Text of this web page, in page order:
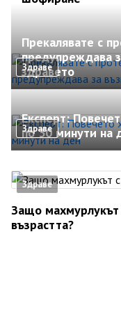
Здраве
Прекалявате с
предупреждава
здравето
Здраве
Експерт:
по 30 минути на
Здраве
Защо
възрастта?